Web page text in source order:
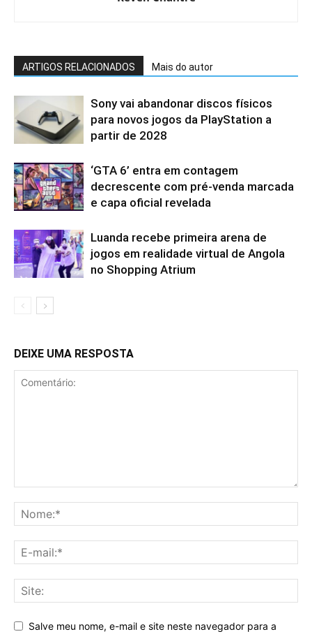
ARTIGOS RELACIONADOS Mais do autor
Sony vai abandonar discos físicos
para novos jogos da PlayStation a
partir de 2028
‘GTA 6’ entra em contagem
decrescente com pré-venda marcada
e capa oficial revelada
Luanda recebe primeira arena de
jogos em realidade virtual de Angola
no Shopping Atrium
DEIXE UMA RESPOSTA
Salve meu nome, e-mail e site neste navegador para a